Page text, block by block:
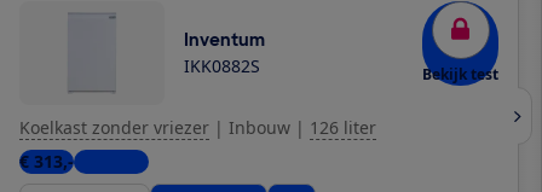
Inventum
IKK0882S Bekijk test
Koelkast zonder vriezer | Inbouw | 126 liter
€ 313,-4 winkels